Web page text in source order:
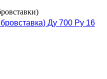
Ду 700 Ру 16